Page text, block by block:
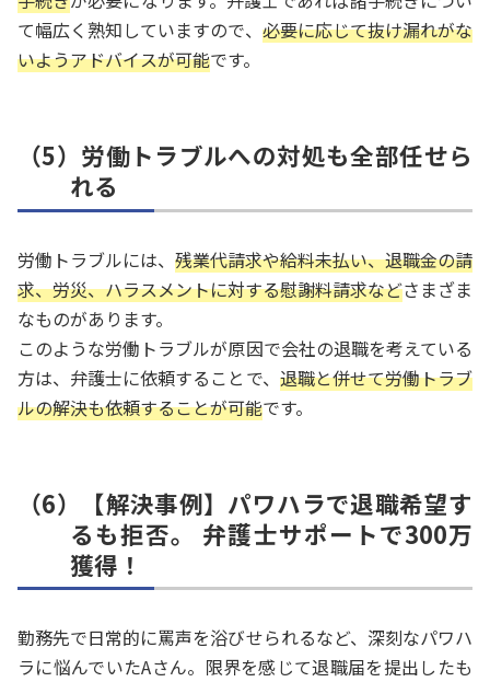
て幅広く熟知していますので、 必要に応じて抜け漏れがな
いようアドバイスが可能です。
（5）労働トラブルへの対処も全部任せら
れる
労働トラブルには、 残業代請求や給料未払い、退職金の請
求、労災、ハラスメントに対する慰謝料請求などさまざま
なものがあります。
このような労働トラブルが原因で会社の退職を考えている
方は、弁護士に依頼することで、 退職と併せて労働トラブ
ルの解決も依頼することが可能です。
（6）【解決事例】パワハラで退職希望す
るも拒否。 弁護士サポートで300万
獲得！
勤務先で日常的に罵声を浴びせられるなど、深刻なパワハ
ラに悩んでいたAさん。限界を感じて退職届を提出したも